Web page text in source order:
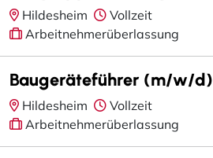
Hildesheim
Vollzeit
Arbeitnehmerüberlassung
Baugeräteführer (m/w/d)
Hildesheim
Vollzeit
Arbeitnehmerüberlassung